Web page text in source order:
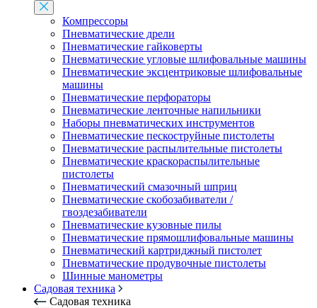
Компрессоры
Пневматические дрели
Пневматические гайковерты
Пневматические угловые шлифовальные машины
Пневматические эксцентриковые шлифовальные
машины
Пневматические перфораторы
Пневматические ленточные напильники
Наборы пневматических инструментов
Пневматические пескоструйные пистолеты
Пневматические распылительные пистолеты
Пневматические краскораспылительные
пистолеты
Пневматический смазочный шприц
Пневматические скобозабиватели /
гвоздезабиватели
Пневматические кузовные пилы
Пневматические прямошлифовальные машины
Пневматический картриджный пистолет
Пневматические продувочные пистолеты
Шинные манометры
Садовая техника
Садовая техника